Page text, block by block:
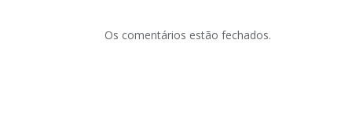
Os comentários estão fechados.